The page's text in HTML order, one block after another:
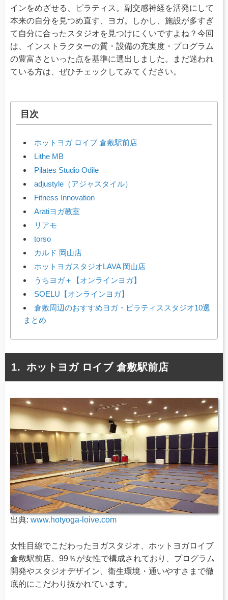
インをめざせる、ピラティス。副交感神経を活発にして
本来の自分を見つめ直す、ヨガ。しかし、施設が多すぎ
て自分に合ったスタジオを見つけにくいですよね？今回
は、インストラクターの質・設備の充実度・プログラム
の豊富さといった点を基準に選出しました。まだ迷われ
ている方は、ぜひチェックしてみてください。
目次
ホットヨガ ロイブ 倉敷駅前店
Lithe MB
Pilates Studio Odile
adjustyle（アジャスタイル）
Fitness Innovation
Aratiヨガ教室
リアモ
torso
カルド 岡山店
ホットヨガスタジオLAVA 岡山店
うちヨガ＋【オンラインヨガ】
SOELU【オンラインヨガ】
倉敷周辺のおすすめヨガ・ピラティススタジオ10選
まとめ
ホットヨガ ロイブ 倉敷駅前店
出典: www.hotyoga-loive.com
女性目線でこだわったヨガスタジオ、ホットヨガロイブ
倉敷駅前店。99％が女性で構成されており、プログラム
開発やスタジオデザイン、衛生環境・通いやすさまで徹
底的にこだわり抜かれています。